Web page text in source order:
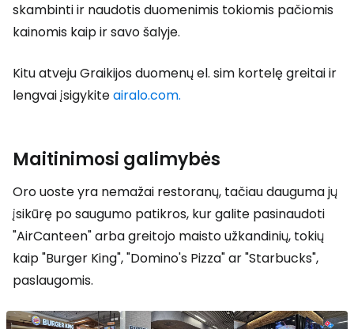
skambinti ir naudotis duomenimis tokiomis pačiomis
kainomis kaip ir savo šalyje.
Kitu atveju Graikijos duomenų el. sim kortelę greitai ir
lengvai įsigykiteairalo.com.
Maitinimosi galimybės
Oro uoste yra nemažai restoranų, tačiau dauguma jų
įsikūrę po saugumo patikros, kur galite pasinaudoti
"AirCanteen" arba greitojo maisto užkandinių, tokių
kaip "Burger King", "Domino's Pizza" ar "Starbucks",
paslaugomis.